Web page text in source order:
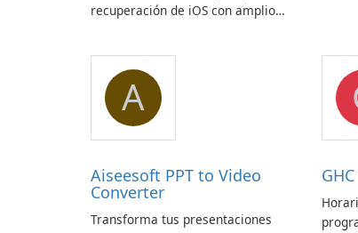
recuperación de iOS con amplio
A
Aiseesoft PPT to Video
Converter
Transforma tus presentaciones